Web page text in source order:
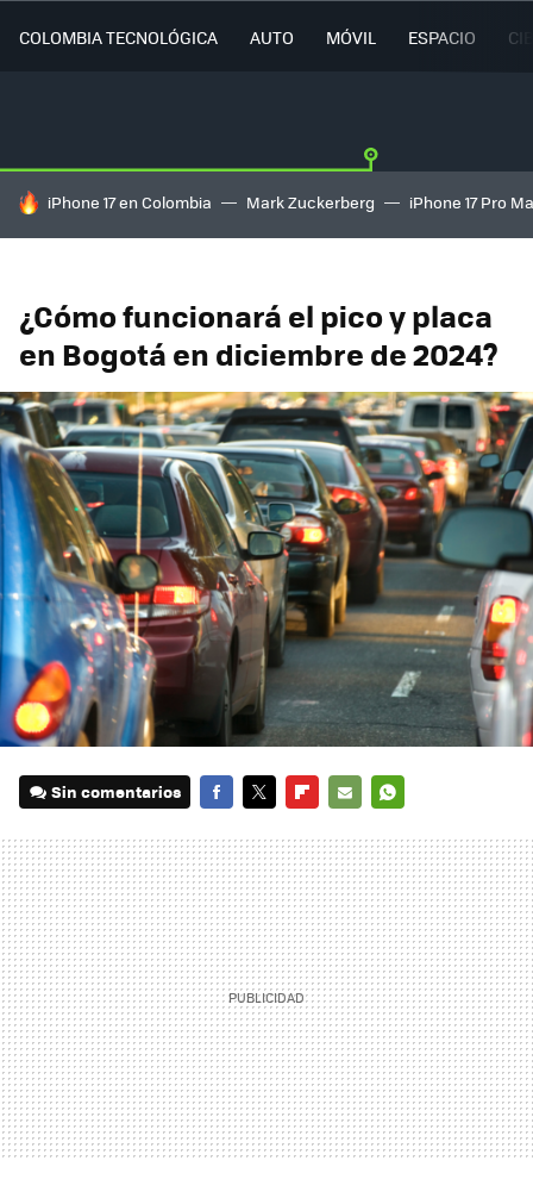
COLOMBIA TECNOLÓGICA AUTO MÓVIL ESPACIO
HOY SE HABLA DE
iPhone 17 en Colombia Mark Zuckerberg iPhone 17 Pro
¿Cómo funcionará el pico y placa
en Bogotá en diciembre de 2024?
Sin comentarios
MAIL